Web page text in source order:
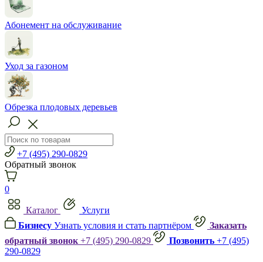
Абонемент на обслуживание
Уход за газоном
Обрезка плодовых деревьев
+7 (495) 290-0829
Обратный звонок
0
Каталог
Услуги
Бизнесу Узнать условия и стать партнёром
Заказать
обратный звонок +7 (495) 290-0829 Позвонить +7 (495)
290-0829